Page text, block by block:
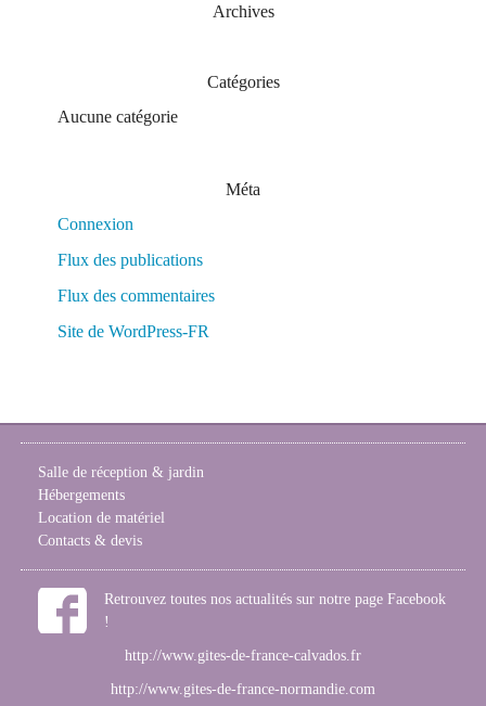
Archives
Catégories
Aucune catégorie
Méta
Connexion
Flux des publications
Flux des commentaires
Site de WordPress-FR
Salle de réception & jardin
Hébergements
Location de matériel
Contacts & devis
Retrouvez toutes nos actualités sur notre page Facebook
!
http://www.gites-de-france-calvados.fr
http://www.gites-de-france-normandie.com